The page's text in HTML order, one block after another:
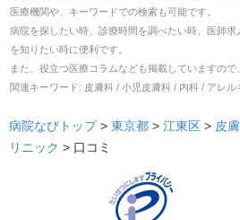
医療機関や、キーワードでの検索も可能です。
病院を探したい時、診療時間を調べたい時、医師
を知りたい時に便利です。
また、役立つ医療コラムなども掲載していますので
関連キーワード: 皮膚科 / 小児皮膚科 / 内科 / アレ
病院なびトップ > 東京都 > 江東区 > 皮
リニック > 口コミ